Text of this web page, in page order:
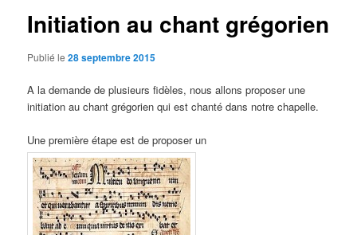
Initiation au chant grégorien
Publié le28 septembre 2015
A la demande de plusieurs fidèles, nous allons proposer une
initiation au chant grégorien qui est chanté dans notre chapelle.
Une première étape est de proposer un